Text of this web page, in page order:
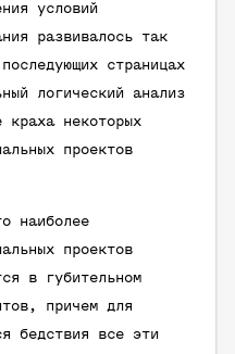
условий
развивалось так
страницах
логический анализ
краха некоторых
проектов
наиболее
проектов
в губительном
причем для
бедствия все эти